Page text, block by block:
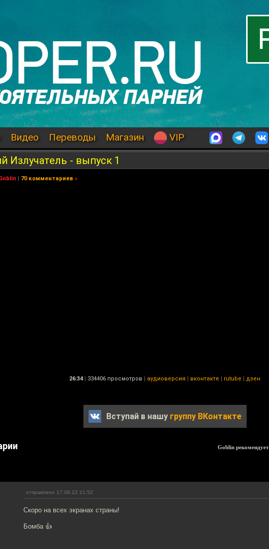
Видео Переводы Магазин VIP
Излучатель - выпуск 1
| 70 комментариев »
26:34 | 334406 просмотров | аудиоверсия | вконтакте | rutube | дзен
Вступай в нашу группу ВКонтакте
Goblin рекомендует
отправлено 17.08.22 21:52
Скоро на всех экранах страны!
Бомба 👍